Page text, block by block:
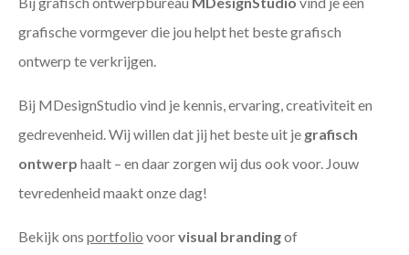
grafische vormgever die jou helpt het beste grafisch
ontwerp te verkrijgen.
Bij MDesignStudio vind je kennis, ervaring, creativiteit en
gedrevenheid. Wij willen dat jij het beste uit je grafisch
ontwerp haalt – en daar zorgen wij dus ook voor. Jouw
tevredenheid maakt onze dag!
Bekijk ons portfolio voorvisual brandingof